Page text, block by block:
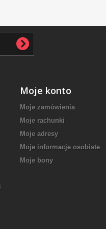
Moje konto
Moje zamówienia
Moje rachunki
Moje adresy
Moje informacje osobiste
Moje bony